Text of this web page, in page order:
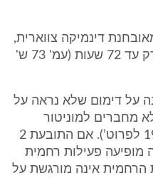
דינמיקה צווארית,
רק אז ניתן לעכב את הלידה ורק עד 72 שעות (עמ' 73 ש'
תלונה על דימום שלא נראה על
מחברים למוניטור
באופן שגרתי (עמ' 84 ש' 19-21 לפרוט’). אם התובעת 2
מופיעה פעילות רחמית
הרחמית אינה מורגשת על